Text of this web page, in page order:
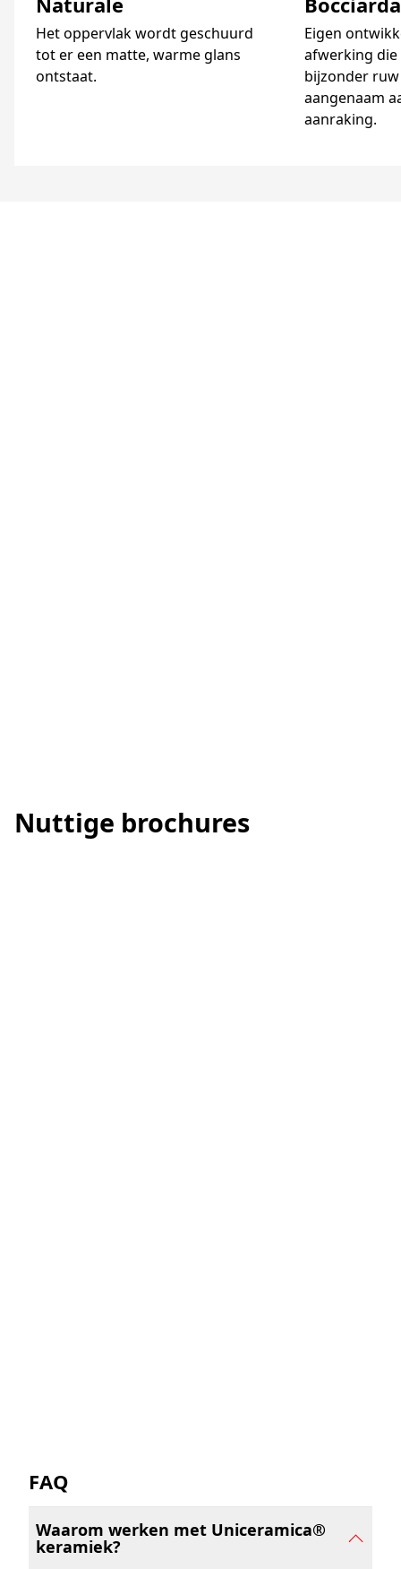
Het oppervlak wordt geschuurd
tot er een matte, warme glans
ontstaat.
Eigen
afwerking
bijzonder
aangenaam
aanraking.
Uniceramica Oro Fantastico - Open Boek
Nuttige brochures
FAQ
Waarom werken met Uniceramica®
keramiek?